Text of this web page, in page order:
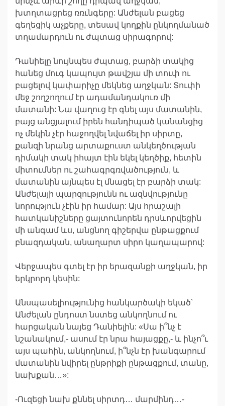
խտղտացրեց ռռւնգերը: Անժելան բացեց
գեղեցիկ աչքերը, տեսավ կողքին ընկողմանած
տղամարդուն ու ժպտաց սիրագորով:
Դանիելը նույնպես ժպտաց, բարձի տակից
հանեց մուգ կապույտ թավշյա մի տուփ ու
բացելով կափարիչը մեկնեց աղջկան: Տուփի
մեջ շողշողում էր ադամանդակուռ մի
մատանի: Նա վաղուց էր գնել այս մատանին,
բայց անցյալում իրեն հանդիպած կանանցից
ոչ մեկին չէր հաջողվել նվաճել իր սիրտը,
քանզի նրանց արտաքուստ անկեղծության
դիմակի տակ իհայտ էին եկել կեղծիք, հետին
միտումներ ու շահագրգռվածություն, և
մատանին այնպես էլ մնացել էր բարձի տակ:
Անժելայի պարզությունն ու ազնվությունը
նորություն չէին իր համար: Այս հրաշալի
հատկանիշները ցայտունորեն դրսևորվեցին
մի անգամ ևս, անցնող գիշերվա ընթացքում
բնազդական, անաղարտ սիրո կաղապարով:
Վերջապես գտել էր իր երազանքի աղջկան, իր
երկրորդ կեսին:
Անսպասելիությունից հանկարծակի եկած՝
Անժելան ընդոստ նստեց անկողնում ու
հարցական նայեց Դանիելին: «Սա ի՞նչ է
նշանակում,- ասում էր նրա հայացքը,- և ինչո՞ւ
այս պահին, անկողնում, ի՞նչն էր խանգարում
մատանին նվիրել ընթրիքի ընթացքում, տանը,
նախքան…»:
-Ուզեցի նախ քննել սիրտդ… մարմինդ…-